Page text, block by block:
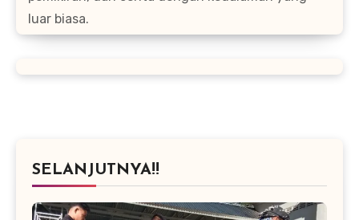
luar biasa.
SELANJUTNYA!!